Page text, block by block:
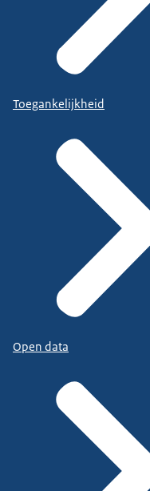
Toegankelijkheid
Open data